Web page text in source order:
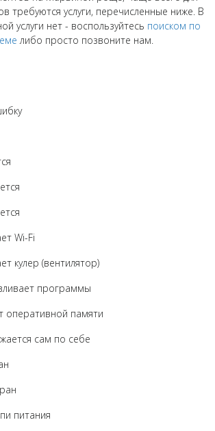
требуются услуги, перечисленные ниже. В
услуги нет - воспользуйтесь поиском по
либо просто позвоните нам.
Wi-Fi
кулер (вентилятор)
программы
оперативной памяти
сам по себе
питания